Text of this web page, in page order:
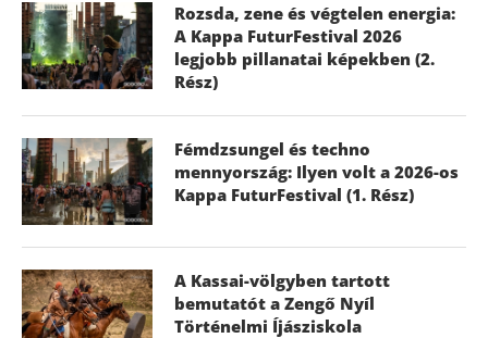
Rozsda, zene és végtelen energia:
A Kappa FuturFestival 2026
legjobb pillanatai képekben (2.
Rész)
Fémdzsungel és techno
mennyország: Ilyen volt a 2026-os
Kappa FuturFestival (1. Rész)
A Kassai-völgyben tartott
bemutatót a Zengő Nyíl
Történelmi Íjásziskola